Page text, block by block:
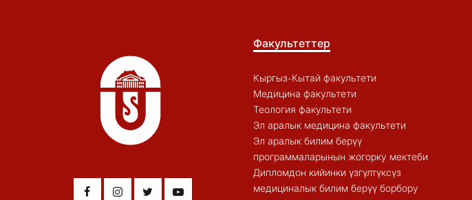
Факультеттер
Кыргыз-Кытай факультети
Медицина факультети
Теология факультети
Эл аралык медицина факультети
Эл аралык билим берүү
программаларынын жогорку мектеби
Дипломдон кийинки үзгүлтүксүз
медициналык билим берүү борбору